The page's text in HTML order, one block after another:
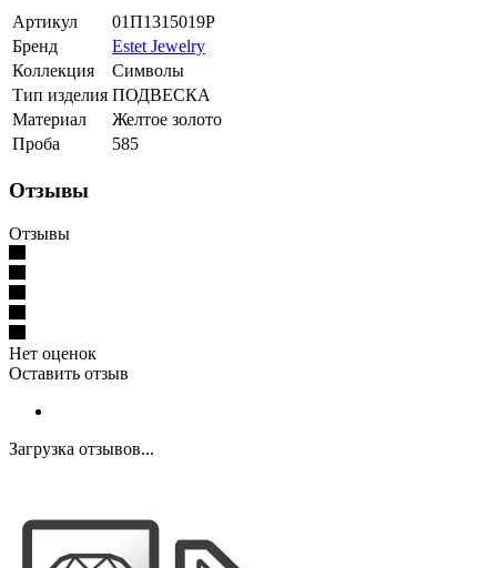
Артикул
01П1315019Р
Бренд
Estet Jewelry
Коллекция
Символы
Тип изделия ПОДВЕСКА
Материал
Желтое золото
Проба
585
Отзывы
Отзывы
Нет оценок
Оставить отзыв
Загрузка отзывов...